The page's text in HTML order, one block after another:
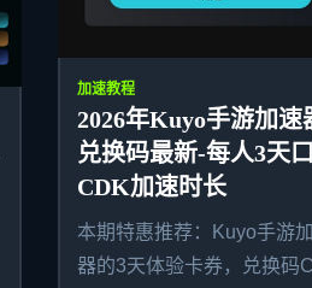
加速教程
2026年Kuyo手游加速
兑换码最新-每人3天
CDK加速时长
本期特惠推荐：Kuyo手游
器的3天体验卡券，兑换码